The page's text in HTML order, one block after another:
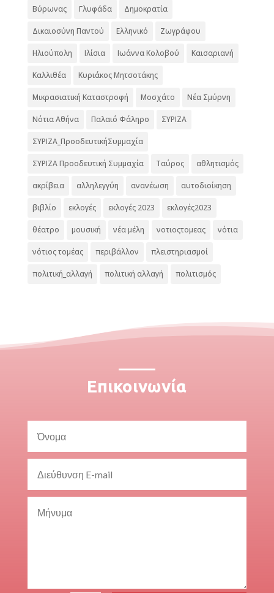
Βύρωνας Γλυφάδα Δημοκρατία
Δικαιοσύνη Παντού Ελληνικό Ζωγράφου
Ηλιούπολη Ιλίσια Ιωάννα Κολοβού Καισαριανή
Καλλιθέα Κυριάκος Μητσοτάκης
Μικρασιατική Καταστροφή Μοσχάτο Νέα Σμύρνη
Νότια Αθήνα Παλαιό Φάληρο ΣΥΡΙΖΑ
ΣΥΡΙΖΑ_ΠροοδευτικήΣυμμαχία
ΣΥΡΙΖΑ Προοδευτική Συμμαχία Ταύρος αθλητισμός
ακρίβεια αλληλεγγύη ανανέωση αυτοδιοίκηση
βιβλίο εκλογές εκλογές 2023 εκλογές2023
θέατρο μουσική νέα μέλη νοτιοςτομεας νότια
νότιος τομέας περιβάλλον πλειστηριασμοί
πολιτική_αλλαγή πολιτική αλλαγή πολιτισμός
Επικοινωνία